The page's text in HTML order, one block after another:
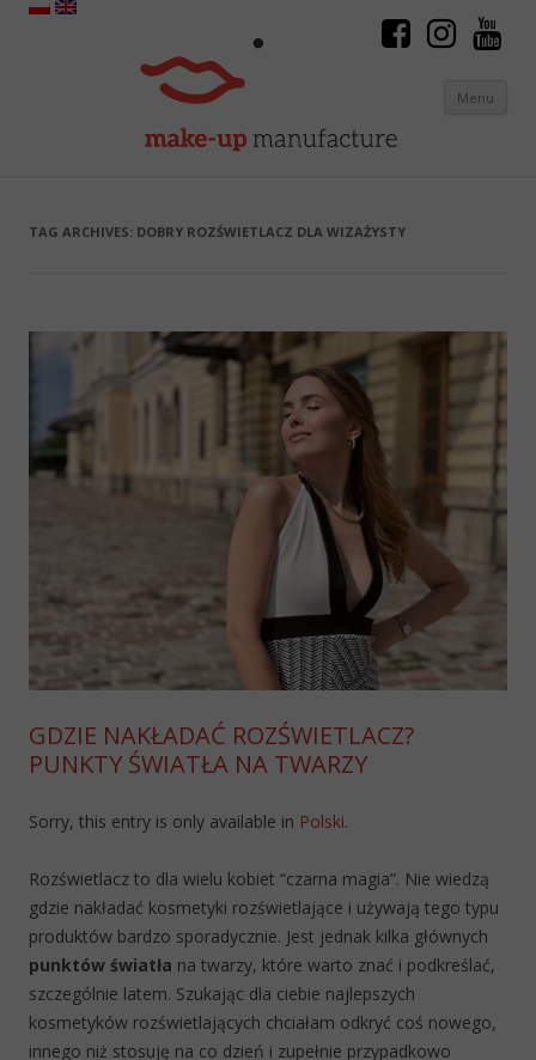
Menu
TAG ARCHIVES: DOBRY ROZŚWIETLACZ DLA WIZAŻYSTY
GDZIE NAKŁADAĆ ROZŚWIETLACZ?
PUNKTY ŚWIATŁA NA TWARZY
Sorry, this entry is only available in Polski.
Rozświetlacz to dla wielu kobiet “czarna magia”. Nie wiedzą
gdzie nakładać kosmetyki rozświetlające i używają tego typu
produktów bardzo sporadycznie. Jest jednak kilka głównych
punktów światła na twarzy, które warto znać i podkreślać,
szczególnie latem. Szukając dla ciebie najlepszych
kosmetyków rozświetlających chciałam odkryć coś nowego,
innego niż stosuję na co dzień i zupełnie przypadkowo